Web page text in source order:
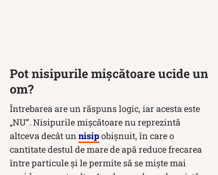
Pot nisipurile mișcătoare ucide un
om?
Întrebarea are un răspuns logic, iar acesta este
„NU”. Nisipurile mișcătoare nu reprezintă
altceva decât un nisipobișnuit, în care o
cantitate destul de mare de apă reduce frecarea
între particule și le permite să se miște mai